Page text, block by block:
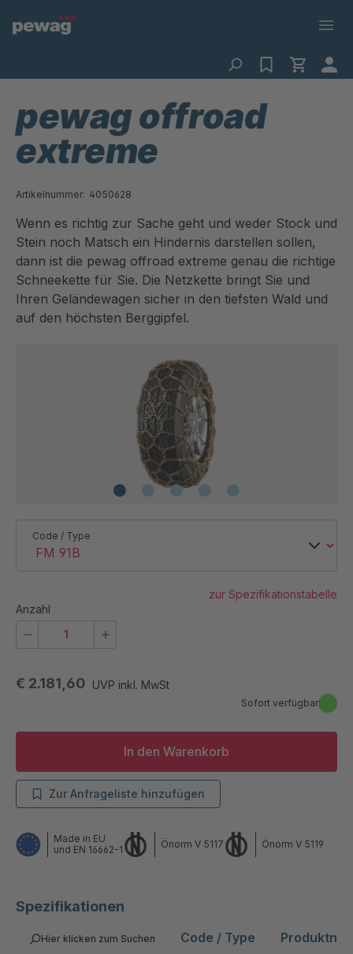
Spezifikationen
Hier klicken zum Suchen Code / Type
pewag offroad
extreme
Artikelnummer: 4050628
Wenn es richtig zur Sache geht und weder Stock und
Stein noch Matsch ein Hindernis darstellen sollen,
dann ist die pewag offroad extreme genau die richtige
Schneekette für Sie. Die Netzkette bringt Sie und
Ihren Geländewagen sicher in den tiefsten Wald und
auf den höchsten Berggipfel.
€ 2.181,60 UVP inkl. MwSt
Sofort verfügbar
Code / Type
zur Spezifikationstabelle
Anzahl
In den Warenkorb
Zur Anfrageliste hinzufügen
Made in EU
und EN 16662-1
Önorm V 5117 Önorm V 5119